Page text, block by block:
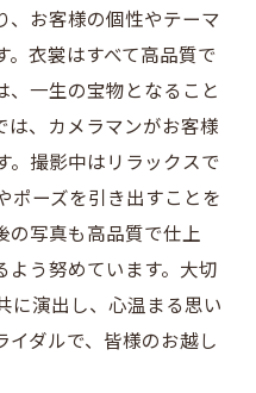
、お客様の個性やテーマ
。衣裳はすべて高品質で
、一生の宝物となること
は、カメラマンがお客様
。撮影中はリラックスで
ポーズを引き出すことを
の写真も高品質で仕上
よう努めています。大切
に演出し、心温まる思い
イダルで、皆様のお越し